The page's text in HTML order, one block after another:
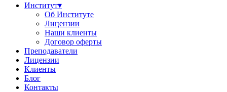
Институт▾
Об Институте
Лицензии
Наши клиенты
Договор оферты
Преподаватели
Лицензии
Клиенты
Блог
Контакты